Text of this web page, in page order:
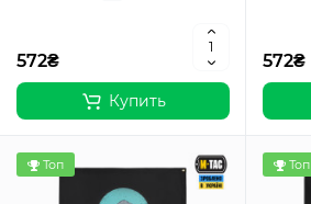
572₴
Купить
572₴
Топ Топ